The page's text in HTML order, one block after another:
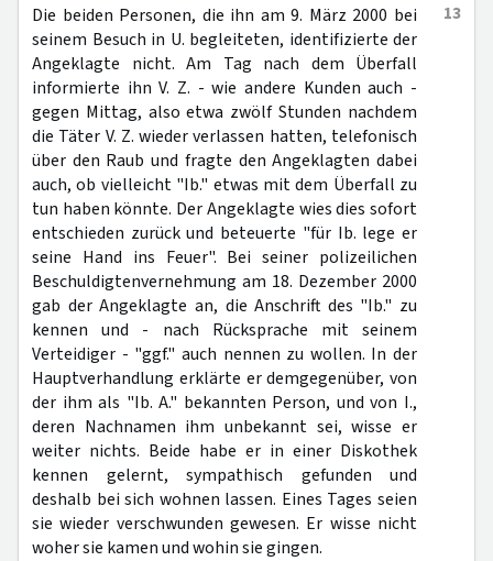
13
Die beiden Personen, die ihn am 9. März 2000 bei
seinem Besuch in U. begleiteten, identifizierte der
Angeklagte nicht. Am Tag nach dem Überfall
informierte ihn V. Z. - wie andere Kunden auch -
gegen Mittag, also etwa zwölf Stunden nachdem
die Täter V. Z. wieder verlassen hatten, telefonisch
über den Raub und fragte den Angeklagten dabei
auch, ob vielleicht "Ib." etwas mit dem Überfall zu
tun haben könnte. Der Angeklagte wies dies sofort
entschieden zurück und beteuerte "für Ib. lege er
seine Hand ins Feuer". Bei seiner polizeilichen
Beschuldigtenvernehmung am 18. Dezember 2000
gab der Angeklagte an, die Anschrift des "Ib." zu
kennen und - nach Rücksprache mit seinem
Verteidiger - "ggf." auch nennen zu wollen. In der
Hauptverhandlung erklärte er demgegenüber, von
der ihm als "Ib. A." bekannten Person, und von I.,
deren Nachnamen ihm unbekannt sei, wisse er
weiter nichts. Beide habe er in einer Diskothek
kennen gelernt, sympathisch gefunden und
deshalb bei sich wohnen lassen. Eines Tages seien
sie wieder verschwunden gewesen. Er wisse nicht
woher sie kamen und wohin sie gingen.